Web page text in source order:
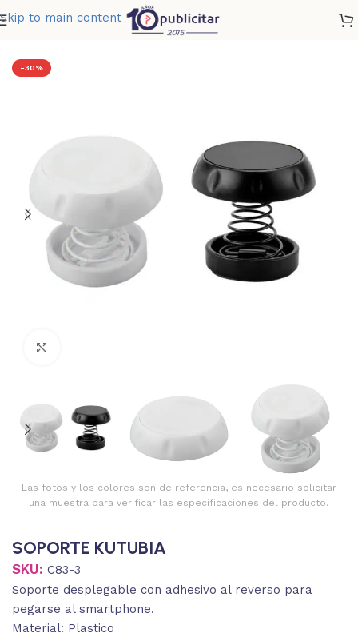
Skip to main content
SOPORTE KUTUBIA
-30%
Las fotos y los colores son de referencia, es necesario solicitar
una muestra para verificar las especificaciones del producto.
SOPORTE KUTUBIA
SKU: C83-3
Soporte desplegable con adhesivo al reverso para
pegarse al smartphone.
Material: Plastico